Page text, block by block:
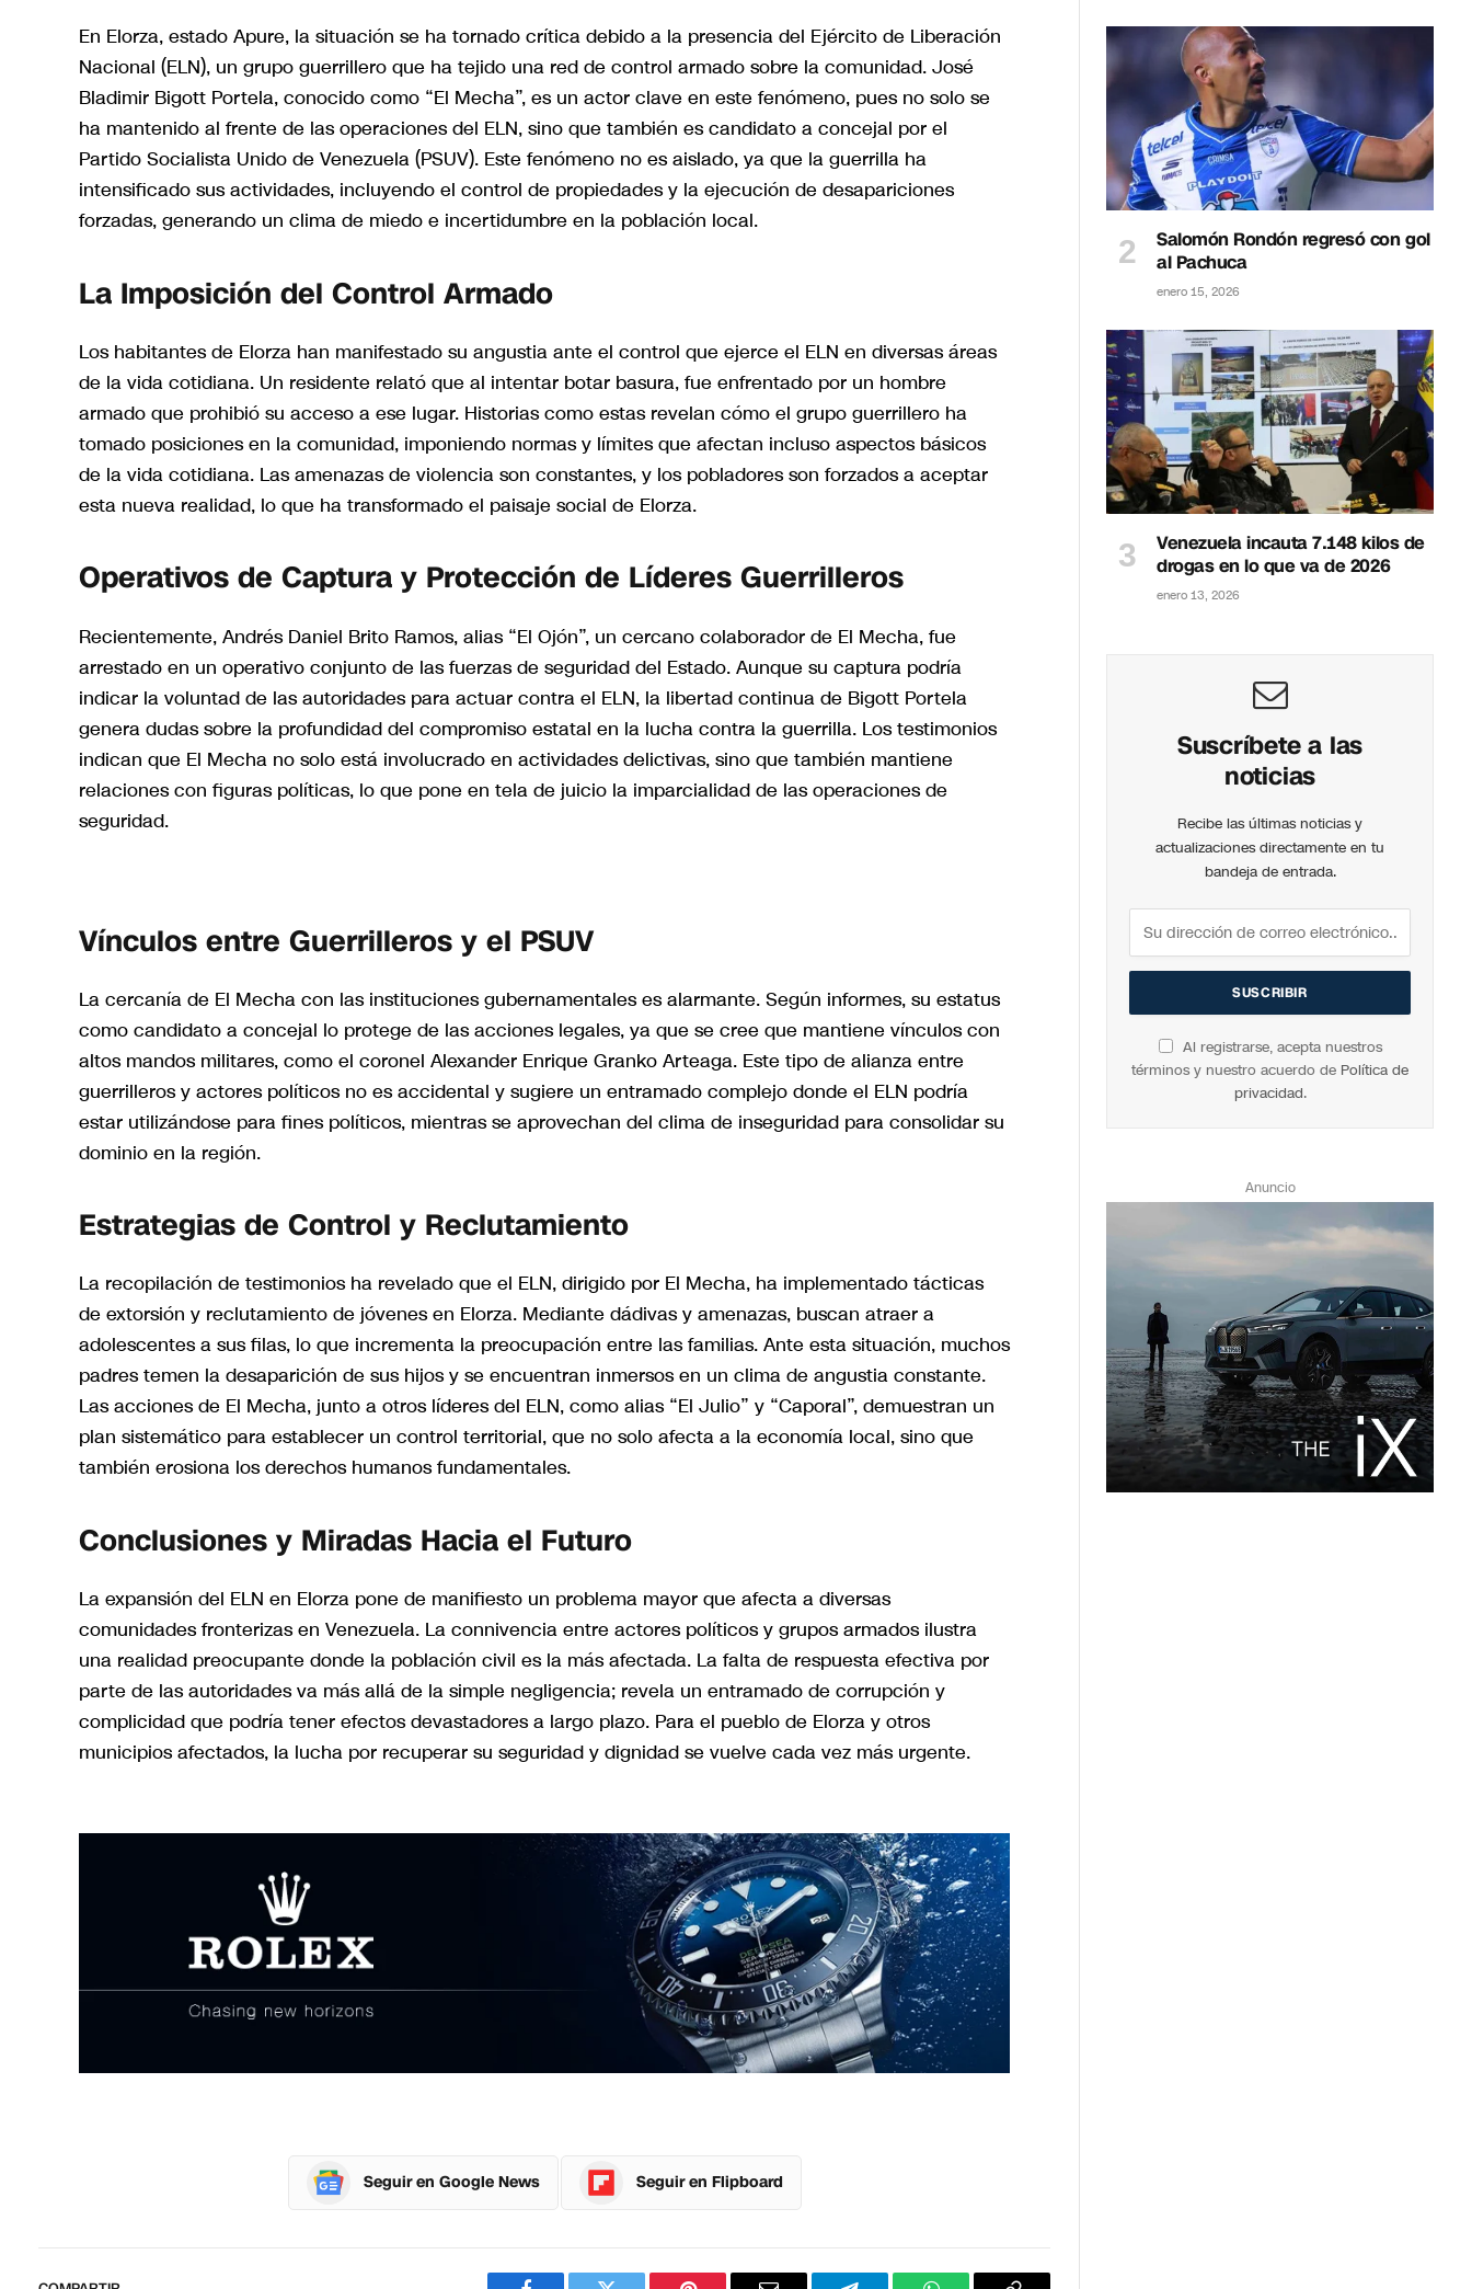
En Elorza, estado Apure, la situación se ha tornado crítica debido a la presencia del Ejército de Liberación
Nacional (ELN), un grupo guerrillero que ha tejido una red de control armado sobre la comunidad. José
Bladimir Bigott Portela, conocido como “El Mecha”, es un actor clave en este fenómeno, pues no solo se
ha mantenido al frente de las operaciones del ELN, sino que también es candidato a concejal por el
Partido Socialista Unido de Venezuela (PSUV). Este fenómeno no es aislado, ya que la guerrilla ha
intensificado sus actividades, incluyendo el control de propiedades y la ejecución de desapariciones
forzadas, generando un clima de miedo e incertidumbre en la población local.
La Imposición del Control Armado
Los habitantes de Elorza han manifestado su angustia ante el control que ejerce el ELN en diversas áreas
de la vida cotidiana. Un residente relató que al intentar botar basura, fue enfrentado por un hombre
armado que prohibió su acceso a ese lugar. Historias como estas revelan cómo el grupo guerrillero ha
tomado posiciones en la comunidad, imponiendo normas y límites que afectan incluso aspectos básicos
de la vida cotidiana. Las amenazas de violencia son constantes, y los pobladores son forzados a aceptar
esta nueva realidad, lo que ha transformado el paisaje social de Elorza.
Operativos de Captura y Protección de Líderes Guerrilleros
Recientemente, Andrés Daniel Brito Ramos, alias “El Ojón”, un cercano colaborador de El Mecha, fue
arrestado en un operativo conjunto de las fuerzas de seguridad del Estado. Aunque su captura podría
indicar la voluntad de las autoridades para actuar contra el ELN, la libertad continua de Bigott Portela
genera dudas sobre la profundidad del compromiso estatal en la lucha contra la guerrilla. Los testimonios
indican que El Mecha no solo está involucrado en actividades delictivas, sino que también mantiene
relaciones con figuras políticas, lo que pone en tela de juicio la imparcialidad de las operaciones de
seguridad.
Vínculos entre Guerrilleros y el PSUV
La cercanía de El Mecha con las instituciones gubernamentales es alarmante. Según informes, su estatus
como candidato a concejal lo protege de las acciones legales, ya que se cree que mantiene vínculos con
altos mandos militares, como el coronel Alexander Enrique Granko Arteaga. Este tipo de alianza entre
guerrilleros y actores políticos no es accidental y sugiere un entramado complejo donde el ELN podría
estar utilizándose para fines políticos, mientras se aprovechan del clima de inseguridad para consolidar su
dominio en la región.
Estrategias de Control y Reclutamiento
La recopilación de testimonios ha revelado que el ELN, dirigido por El Mecha, ha implementado tácticas
de extorsión y reclutamiento de jóvenes en Elorza. Mediante dádivas y amenazas, buscan atraer a
adolescentes a sus filas, lo que incrementa la preocupación entre las familias. Ante esta situación, muchos
padres temen la desaparición de sus hijos y se encuentran inmersos en un clima de angustia constante.
Las acciones de El Mecha, junto a otros líderes del ELN, como alias “El Julio” y “Caporal”, demuestran un
plan sistemático para establecer un control territorial, que no solo afecta a la economía local, sino que
también erosiona los derechos humanos fundamentales.
Conclusiones y Miradas Hacia el Futuro
La expansión del ELN en Elorza pone de manifiesto un problema mayor que afecta a diversas
comunidades fronterizas en Venezuela. La connivencia entre actores políticos y grupos armados ilustra
una realidad preocupante donde la población civil es la más afectada. La falta de respuesta efectiva por
parte de las autoridades va más allá de la simple negligencia; revela un entramado de corrupción y
complicidad que podría tener efectos devastadores a largo plazo. Para el pueblo de Elorza y otros
municipios afectados, la lucha por recuperar su seguridad y dignidad se vuelve cada vez más urgente.
Seguir en Google News Seguir en Flipboard
Salomón Rondón regresó con gol
al Pachuca
enero 15, 2026
Venezuela incauta 7.148 kilos de
drogas en lo que va de 2026
enero 13, 2026
Suscríbete a las
noticias
Recibe las últimas noticias y
actualizaciones directamente en tu
bandeja de entrada.
Al registrarse, acepta nuestros
términos y nuestro acuerdo de Política de
privacidad.
Anuncio